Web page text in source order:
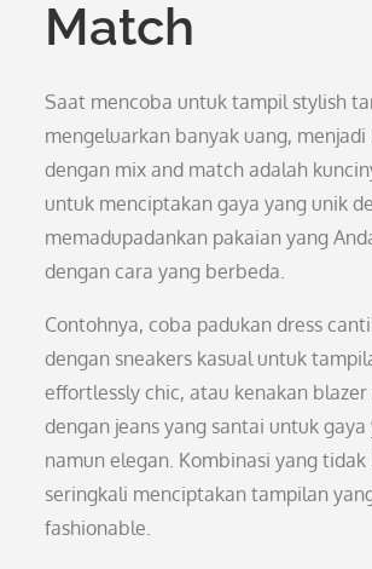
Match
Saat mencoba untuk tampil stylish
mengeluarkan banyak uang,
dengan mix and match adalah
untuk menciptakan gaya yang unik
memadupadankan pakaian yang
dengan cara yang berbeda.
Contohnya, coba padukan dress
dengan sneakers kasual untuk
effortlessly chic, atau kenakan
dengan jeans yang santai untuk gaya
namun elegan. Kombinasi yang tidak
seringkali menciptakan tampilan
fashionable.